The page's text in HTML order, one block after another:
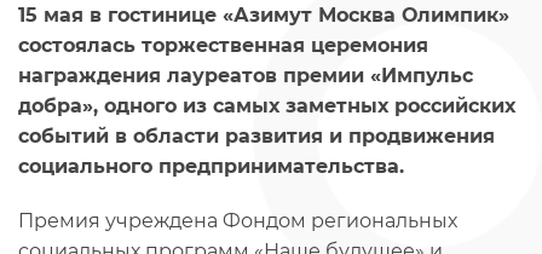
15 мая в гостинице «Азимут Москва Олимпик»
состоялась торжественная церемония
награждения лауреатов премии «Импульс
добра», одного из самых заметных российских
событий в области развития и продвижения
социального предпринимательства.
Премия учреждена Фондом региональных